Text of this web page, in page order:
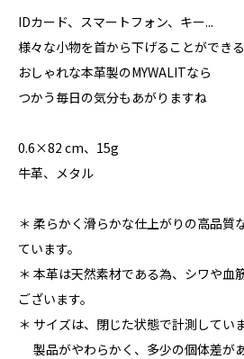
IDカード、スマートフォン、キー...
様々な小物を首から下げることができ
おしゃれな本革製のMYWALITなら
つかう毎日の気分もあがりますね
0.6×82 cm、15g
牛革、メタル
＊ 柔らかく滑らかな仕上がりの高品質
ています。
＊ 本革は天然素材である為、シワや血
ございます。
＊ サイズは、閉じた状態で計測していま
製品がやわらかく、多少の個体差が